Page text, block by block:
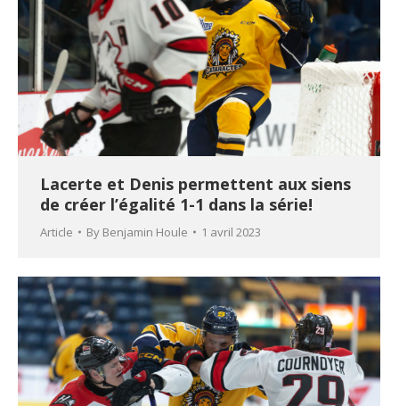
Lacerte et Denis permettent aux siens
de créer l’égalité 1-1 dans la série!
Article By Benjamin Houle 1 avril 2023